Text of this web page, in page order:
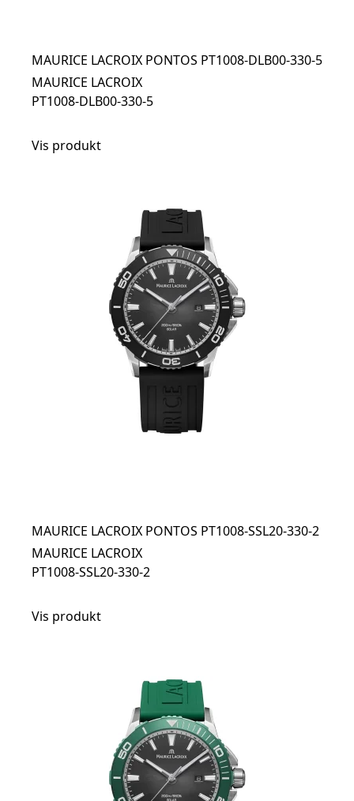
MAURICE LACROIX PONTOS PT1008-DLB00-330-5
MAURICE LACROIX
PT1008-DLB00-330-5
Vis produkt
MAURICE LACROIX PONTOS PT1008-SSL20-330-2
MAURICE LACROIX
PT1008-SSL20-330-2
Vis produkt